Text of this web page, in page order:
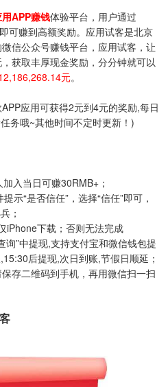
APP赚钱体验平台，用户通过
可赚到高额奖励。应用试客是北京
信公众号赚钱平台，应用试客，让
获取丰厚现金奖励，分分钟就可以
元。
应用可获得2元到4元的奖励,每日
务哦~其他时间不定时更新！)
入当日可赚30RMB+；
示“是否信任”，选择“信任”即可，
；
iPhone下载；否则无法完成
询”中提现,支持支付宝和微信钱包提
后提现,次日到账,节假日顺延；
存二维码到手机，再用微信扫一扫